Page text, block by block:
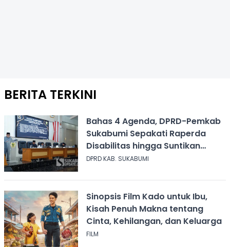
BERITA TERKINI
Bahas 4 Agenda, DPRD-Pemkab
Sukabumi Sepakati Raperda
Disabilitas hingga Suntikan
Modal Perum Pesona Wisata
DPRD KAB. SUKABUMI
Sinopsis Film Kado untuk Ibu,
Kisah Penuh Makna tentang
Cinta, Kehilangan, dan Keluarga
FILM